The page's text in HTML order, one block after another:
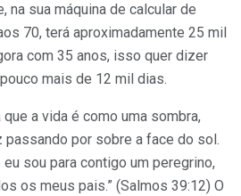
na sua máquina de calcular de
70, terá aproximadamente 25 mil
com 35 anos, isso quer dizer
mais de 12 mil dias.
a vida é como uma sombra,
passando por sobre a face do sol.
sou para contigo um peregrino,
os meus pais.” (Salmos 39:12) O